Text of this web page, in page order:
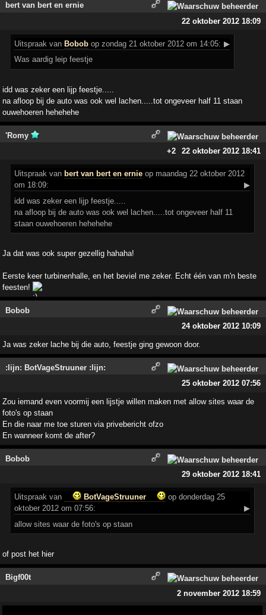
bert van bert en ernie
22 oktober 2012 18:09
Uitspraak van Bobob op zondag 21 oktober 2012 om 14:05: ▶
Was aardig leip feestje
idd was zeker een lijp feestje.....
na afloop bij de auto was ook wel lachen.....tot ongeveer half 11 staan
ouwehoeren hehehehe
'Romy
+2
22 oktober 2012 18:41
Uitspraak van bert van bert en ernie op maandag 22 oktober 2012
om 18:09:
▶
idd was zeker een lijp feestje.....
na afloop bij de auto was ook wel lachen.....tot ongeveer half 11
staan ouwehoeren hehehehe
Ja dat was ook super gezellig hahaha!
Eerste keer turbinenhalle, en het beviel me zeker. Echt één van m'n beste
feesten!
Bobob
24 oktober 2012 10:09
Ja was zeker lache bij die auto, feestje ging gewoon door.
:lijn: BotVageStruuner :lijn:
25 oktober 2012 07:56
Zou iemand even voormij een lijstje willen maken met allow sites waar de
foto's op staan
En die naar me toe sturen via privebericht ofzo
En wanneer komt de after?
Bobob
29 oktober 2012 18:41
Uitspraak van BotVageStruuner
op donderdag 25
oktober 2012 om 07:56:
▶
allow sites waar de foto's op staan
of post het hier
Bigf00t
2 november 2012 18:59